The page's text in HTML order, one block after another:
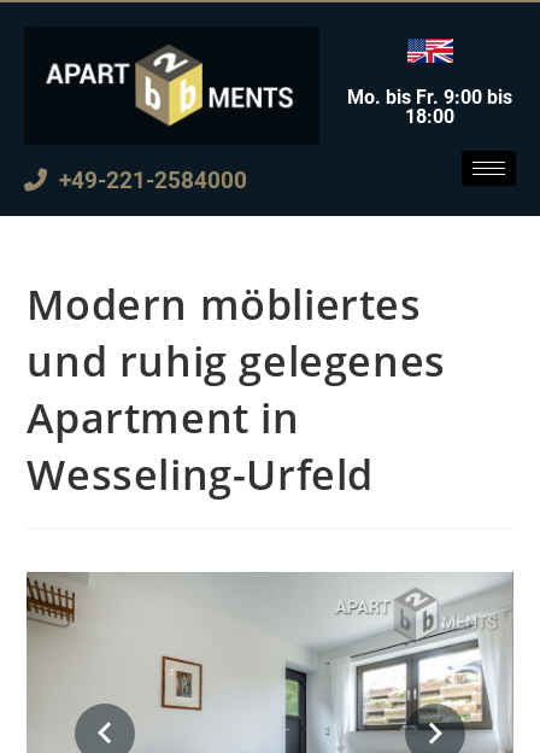
+49-221-2584000
Mo. bis Fr. 9:00 bis
18:00
Modern möbliertes
und ruhig gelegenes
Apartment in
Wesseling-Urfeld